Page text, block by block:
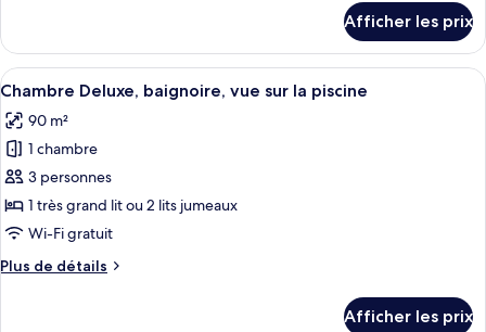
Chambre
supérieure,
baignoire,
vue
sur
la
piscine
Chambre
supérieure,
baignoire,
sur
la
piscine
Afficher les prix
Afficher
toutes
les
photos
pour
ce
type
chambre :
Une chambre d’hôtel avec un lit à
8
Chambre Deluxe, baignoire, vue sur la piscine
90 m²
1 chambre
3 personnes
1 très grand lit ou 2 lits jumeaux
Wi-Fi gratuit
Plus de détails
Plus
Afficher les prix